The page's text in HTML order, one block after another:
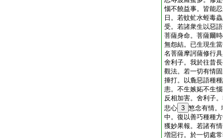
惱不饒益事。皆能
日。若蚊虻水蛭毒
受。若諸衆生以惡
菩薩身命。菩薩爾
無怨結。已生現生
名菩薩摩訶薩修行
舍利子。我於往昔
觀法。若一切有情
捶打。以麁惡語種
恚。不生嫉妬不生
反相加害。舍利子
悲心 3 慜念有情。
中。復以善巧種種
獲妙果報。若諸有
増惡行。於一切處